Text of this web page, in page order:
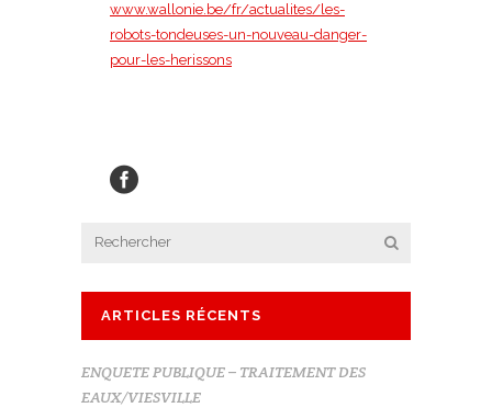
www.wallonie.be/fr/actualites/les-
robots-tondeuses-un-nouveau-danger-
pour-les-herissons
ARTICLES RÉCENTS
ENQUETE PUBLIQUE – TRAITEMENT DES
EAUX/VIESVILLE